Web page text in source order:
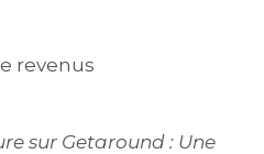
revenus
sur Getaround : Une